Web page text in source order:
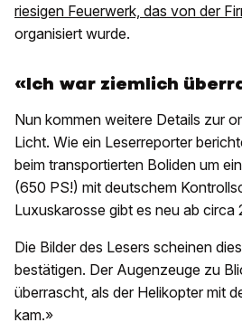
riesigen Feuerwerk, das von der
organisiert wurde.
«Ich war ziemlich
Nun kommen weitere Details zur
Licht. Wie ein Leserreporter
beim transportierten Boliden um
(650 PS!) mit deutschem
Luxuskarosse gibt es neu ab
Die Bilder des Lesers scheinen
bestätigen. Der Augenzeuge zu
überrascht, als der Helikopter mit
kam.»